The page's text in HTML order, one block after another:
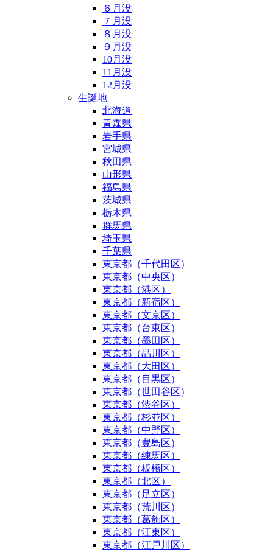
６月没
７月没
８月没
９月没
10月没
11月没
12月没
生誕地
北海道
青森県
岩手県
宮城県
秋田県
山形県
福島県
茨城県
栃木県
群馬県
埼玉県
千葉県
東京都（千代田区）
東京都（中央区）
東京都（港区）
東京都（新宿区）
東京都（文京区）
東京都（台東区）
東京都（墨田区）
東京都（品川区）
東京都（大田区）
東京都（目黒区）
東京都（世田谷区）
東京都（渋谷区）
東京都（杉並区）
東京都（中野区）
東京都（豊島区）
東京都（練馬区）
東京都（板橋区）
東京都（北区）
東京都（足立区）
東京都（荒川区）
東京都（葛飾区）
東京都（江東区）
東京都（江戸川区）